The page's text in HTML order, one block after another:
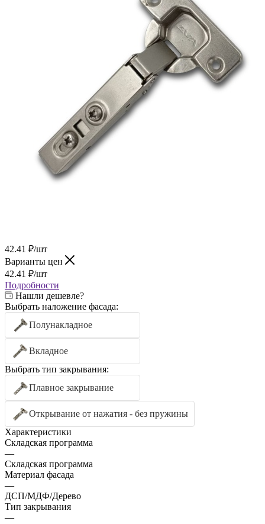
42.41 ₽/шт
Варианты цен
42.41 ₽/шт
Подробности
Нашли дешевле?
Выбрать наложение фасада:
Полунакладное
Вкладное
Выбрать тип закрывания:
Плавное закрывание
Открывание от нажатия - без пружины
Характеристики
Складская программа
—
Складская программа
Материал фасада
—
ДСП/МДФ/Дерево
Тип закрывания
—